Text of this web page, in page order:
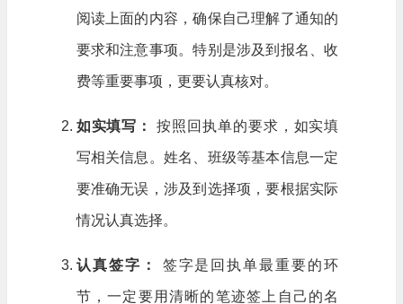
阅读上面的内容，确保自己理解了通知的
要求和注意事项。特别是涉及到报名、收
费等重要事项，更要认真核对。
如实填写： 按照回执单的要求，如实填
写相关信息。姓名、班级等基本信息一定
要准确无误，涉及到选择项，要根据实际
情况认真选择。
认真签字： 签字是回执单最重要的环
节，一定要用清晰的笔迹签上自己的名